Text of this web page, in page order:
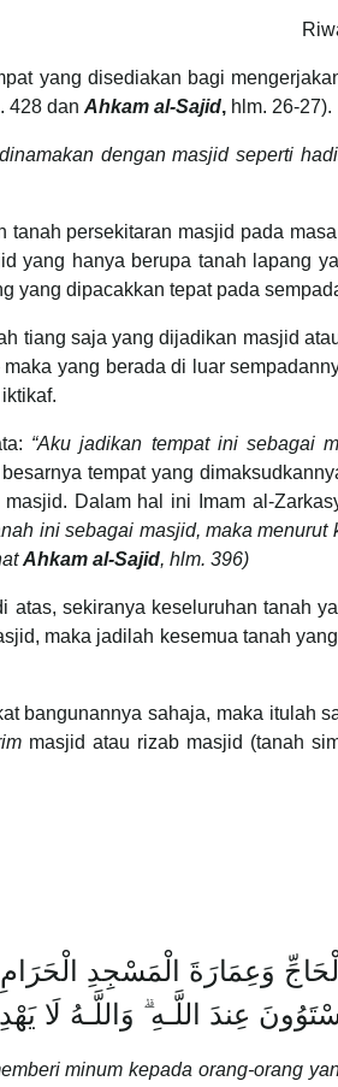
yang disediakan bagi
428 dan Ahkam al-Sajid, hlm. 26-27).
dengan masjid seperti
persekitaran masjid pada
yang hanya berupa tanah lapang
yang dipacakkan tepat pada
tiang saja yang dijadikan masjid
yang berada di luar
“Aku jadikan tempat ini sebagai
tempat yang
Dalam hal ini Imam al-
ini sebagai masjid, maka menurut
Ahkam al-Sajid, hlm. 396)
sekiranya keseluruhan tanah
maka jadilah kesemua tanah
bangunannya sahaja, maka itulah
masjid atau rizab masjid (tanah
وَعِمَارَةَ الْمَسْجِدِ
عِندَ اللَّـهِ ۗ وَاللَّـهُ لَا
minum kepada orang-orang